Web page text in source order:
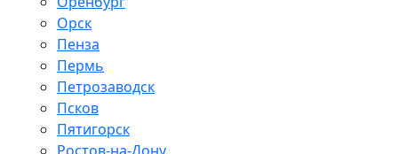
Орск
Пенза
Пермь
Петрозаводск
Псков
Пятигорск